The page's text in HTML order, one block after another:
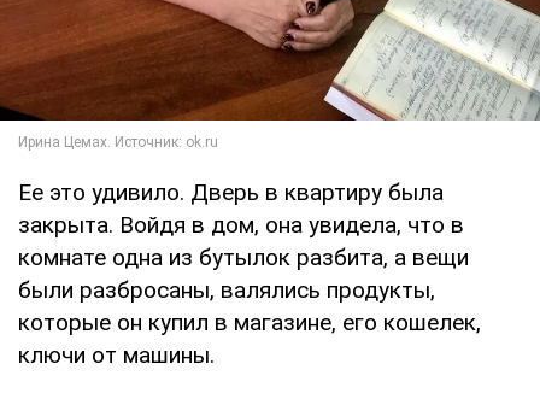
Ее это удивило. Дверь в квартиру была
закрыта. Войдя в дом, она увидела, что в
комнате одна из бутылок разбита, а вещи
были разбросаны, валялись продукты,
которые он купил в магазине, его кошелек,
ключи от машины.